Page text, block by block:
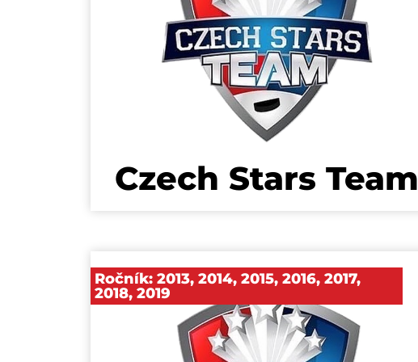
Czech Stars Team
Ročník: 2013, 2014, 2015, 2016, 2017,
2018, 2019